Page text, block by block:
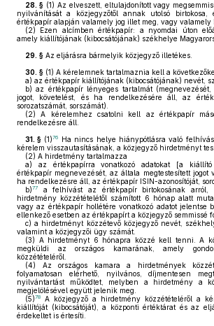
28. § (1) Az elveszett, eltulajdonított vagy
nyilvánítását a közjegyzőtől annak utolsó
értékpapír alapján valamely jog illet meg, vagy valamely
(2) Ezen alcímben értékpapír: a nyomdai úton
amely kiállítójának (kibocsátójának) székhelye
29. § Az eljárásra bármelyik közjegyző illetékes.
30. § (1) A kérelemnek tartalmaznia kell a
a) az értékpapír kiállítójának (kibocsátójának) nevét,
b) az értékpapír lényeges tartalmát
jogot, követelést, és ha rendelkezésére áll, az
sorozatszámát, sorszámát).
(2) A kérelemhez csatolni kell az értékpapír
rendelkezésre áll.
31. § (1)76
Ha nincs helye hiánypótlásra való
kérelem visszautasításának, a közjegyző hirdetményt
(2) A hirdetmény tartalmazza
a) az értékpapírra vonatkozó adatokat [a
értékpapír megnevezését, az általa megtestesített jogot
ha rendelkezésre áll, az értékpapír ISIN-azonosítóját,
b)77
a felhívást az értékpapír birtokosának arról,
hirdetmény közzétételétől számított 6 hónap alatt
vagy az értékpapír hollétére vonatkozó adatot jelentse
ellenkező esetben az értékpapírt a közjegyző semmissé
c) a hirdetményt közzétevő közjegyző nevét,
valamint a közjegyzői ügy számát.
(3) A hirdetményt 6 hónapra közzé kell tenni. A
megküldi az országos kamarának, amely
közzétételéről.
(4) Az országos kamara a hirdetmények
folyamatosan elérhető, nyilvános, díjmentesen
nyilvántartást működtet, melyben a hirdetmény a
megjelölésével együtt jelenik meg.
(5)78
A közjegyző a hirdetmény közzétételéről a
kiállítóját (kibocsátóját), a központi értéktárat és az
érdekeltet is értesíti.